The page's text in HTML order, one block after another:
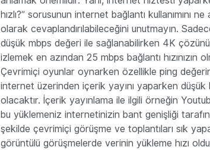
hızlı?” sorusunun internet bağlantı kullanımını
olarak cevaplandırılabileceğini unutmayın.
düşük mbps değeri ile sağlanabilirken 4K
izlemek en azından 25 mbps bağlantı hızınızın
Çevrimiçi oyunlar oynarken özellikle ping
internet üzerinden içerik yayını yaparken
olacaktır. İçerik yayınlama ile ilgili örneğin
bu yüklemeniz internetinizin bant genişliği
şekilde çevrimiçi görüşme ve toplantıları sık
görüntülü görüşmelerde verinin yükleme hızı